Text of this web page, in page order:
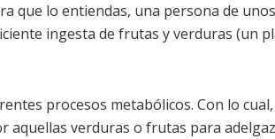
que lo entiendas, una persona de
ingesta de frutas y verduras (un
procesos metabólicos. Con lo
aquellas verduras o frutas para